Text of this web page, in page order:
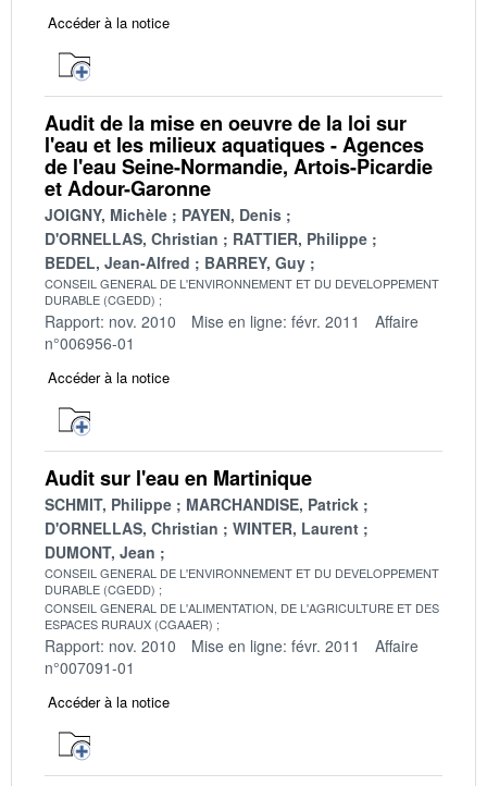
Accéder à la notice
Audit de la mise en oeuvre de la loi sur
l'eau et les milieux aquatiques - Agences
de l'eau Seine-Normandie, Artois-Picardie
et Adour-Garonne
JOIGNY, Michèle
PAYEN, Denis
D'ORNELLAS, Christian
RATTIER, Philippe
BEDEL, Jean-Alfred
BARREY, Guy
CONSEIL GENERAL DE L'ENVIRONNEMENT ET DU DEVELOPPEMENT
DURABLE (CGEDD)
Rapport: nov. 2010 Mise en ligne: févr. 2011
Affaire
n°006956-01
Accéder à la notice
Audit sur l'eau en Martinique
SCHMIT, Philippe
MARCHANDISE, Patrick
D'ORNELLAS, Christian
WINTER, Laurent
DUMONT, Jean
CONSEIL GENERAL DE L'ENVIRONNEMENT ET DU DEVELOPPEMENT
DURABLE (CGEDD)
CONSEIL GENERAL DE L'ALIMENTATION, DE L'AGRICULTURE ET DES
ESPACES RURAUX (CGAAER)
Rapport: nov. 2010 Mise en ligne: févr. 2011
Affaire
n°007091-01
Accéder à la notice